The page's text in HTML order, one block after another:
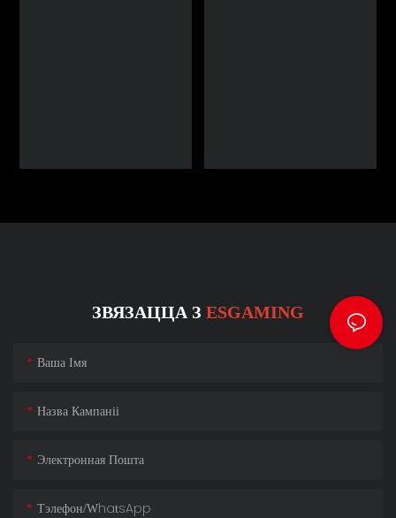
ЗВЯЗАЦЦА З ESGAMING
Ваша Імя
Назва Кампаніі
Электронная Пошта
Тэлефон/WhatsApp